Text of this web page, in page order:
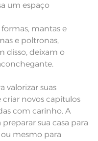
um espaço
mantas e
e poltronas,
disso, deixam o
valorizar suas
criar novos capítulos
com carinho. A
sua casa para
mesmo para